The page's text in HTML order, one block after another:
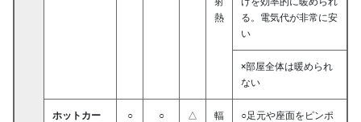
熱
る。電気代が非常に安
い
×部屋全体は暖められ
ない
ホットカー
○ ○ △
輻
○足元や座面をピンポ